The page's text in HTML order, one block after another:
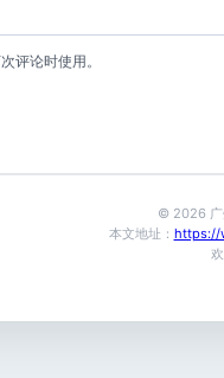
评论时使用。
© 2026 广
本文地址： https://